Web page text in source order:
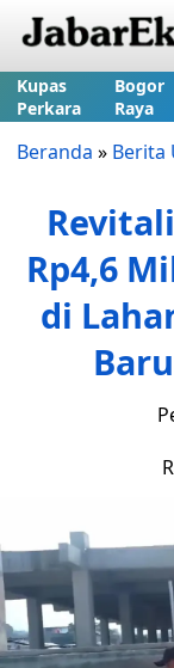
Kupas
Perkara
Bogor
Raya
Beranda » Berita
Rp4,6
di